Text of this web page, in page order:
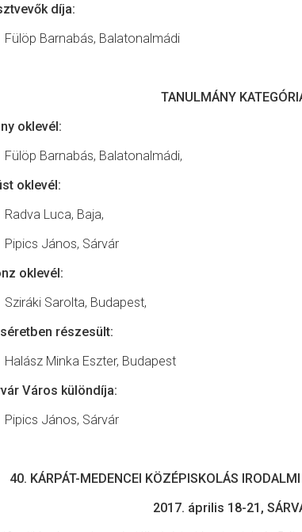
díja:
Fülöp Barnabás, Balatonalmádi
TANULMÁNY
oklevél:
Fülöp Barnabás, Balatonalmádi,
oklevél:
Radva Luca, Baja,
Pipics János, Sárvár
oklevél:
Sziráki Sarolta, Budapest,
részesült:
Halász Minka Eszter, Budapest
Város különdíja:
Pipics János, Sárvár
40. KÁRPÁT-MEDENCEI KÖZÉPISKOLÁS
2017. április 18-21,